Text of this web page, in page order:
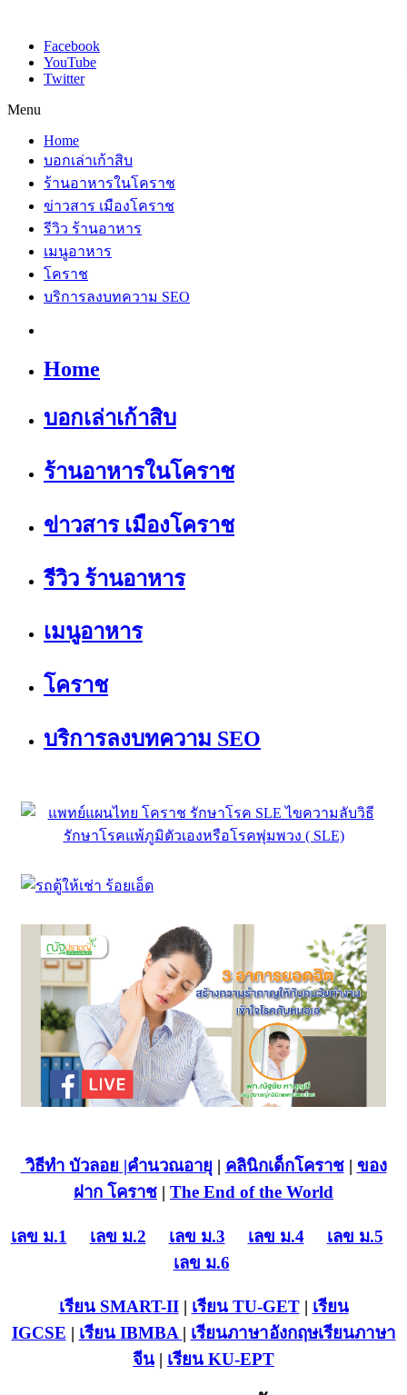
Facebook
YouTube
Twitter
Menu
Home
บอกเล่าเก้าสิบ
ร้านอาหารในโคราช
ข่าวสาร เมืองโคราช
รีวิว ร้านอาหาร
เมนูอาหาร
โคราช
บริการลงบทความ SEO
Home
บอกเล่าเก้าสิบ
ร้านอาหารในโคราช
ข่าวสาร เมืองโคราช
รีวิว ร้านอาหาร
เมนูอาหาร
โคราช
บริการลงบทความ SEO
วิธีทำ บัวลอย |คำนวณอายุ | คลินิกเด็กโคราช| ของ
ฝาก โคราช | The End of the World
เลข ม.1 เลข ม.2 เลข ม.3 เลข ม.4
เลข ม.5
เลข ม.6
เรียน SMART-II| เรียน TU-GET| เรียน
IGCSE | เรียน IBMBA | เรียนภาษาอังกฤษเรียนภาษา
จีน | เรียน KU-EPT